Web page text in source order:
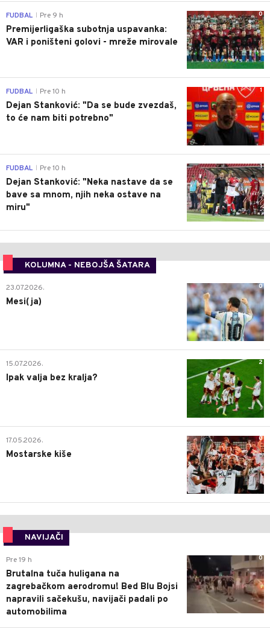
0
FUDBAL Pre 9 h
Premijerligaška subotnja uspavanka:
VAR i poništeni golovi - mreže mirovale
1
FUDBAL Pre 10 h
Dejan Stanković: "Da se bude zvezdaš,
to će nam biti potrebno"
1
FUDBAL Pre 10 h
Dejan Stanković: "Neka nastave da se
bave sa mnom, njih neka ostave na
miru"
KOLUMNA - NEBOJŠA ŠATARA
0
23.07.2026.
Mesi(ja)
2
15.07.2026.
Ipak valja bez kralja?
0
17.05.2026.
Mostarske kiše
NAVIJAČI
0
Pre 19 h
Brutalna tuča huligana na
zagrebačkom aerodromu! Bed Blu Bojsi
napravili sačekušu, navijači padali po
automobilima